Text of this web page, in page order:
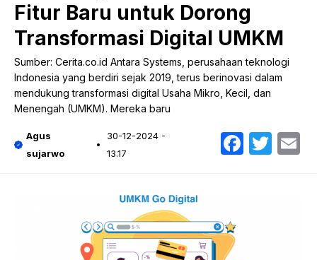
Fitur Baru untuk Dorong
Transformasi Digital UMKM
Sumber: Cerita.co.id Antara Systems, perusahaan teknologi
Indonesia yang berdiri sejak 2019, terus berinovasi dalam
mendukung transformasi digital Usaha Mikro, Kecil, dan
Menengah (UMKM). Mereka baru
Agus
sujarwo
30-12-2024 -
13.17